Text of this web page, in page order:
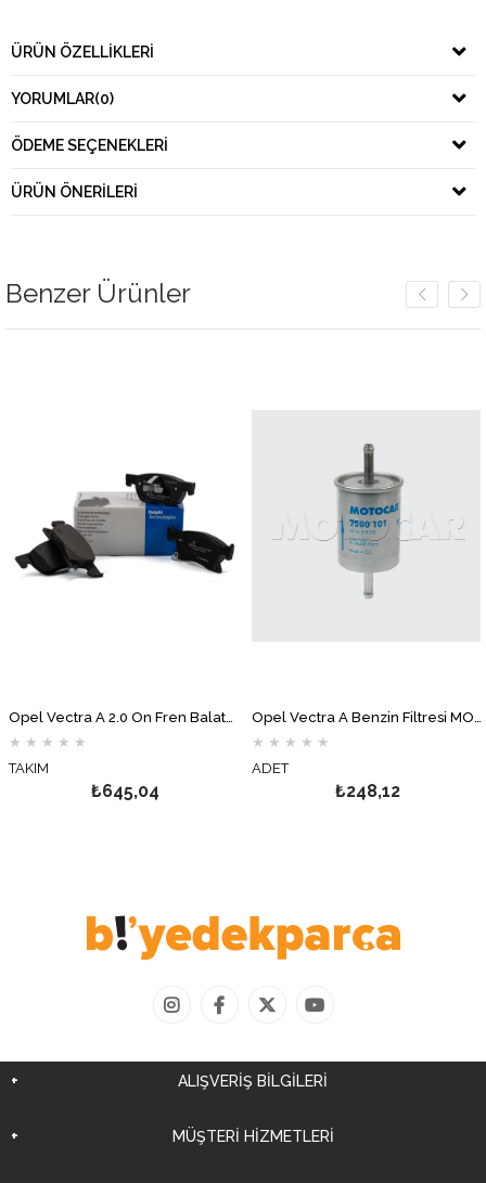
ÜRÜN ÖZELLIKLERI
YORUMLAR(0)
ÖDEME SEÇENEKLERI
ÜRÜN ÖNERILERI
Benzer Ürünler
Opel Vectra A 2.0 Ön Fren Balata Takımı DELPHİ
★ ★ ★ ★ ★
TAKIM
₺645,04
Opel Vectra A Benzin Filtresi MOTOCAR
★ ★ ★ ★ ★
ADET
₺248,12
ALIŞVERİŞ BİLGİLERİ
MÜŞTERİ HİZMETLERİ